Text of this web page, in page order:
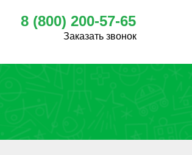
Заказать звонок
8 (800) 200-57-65